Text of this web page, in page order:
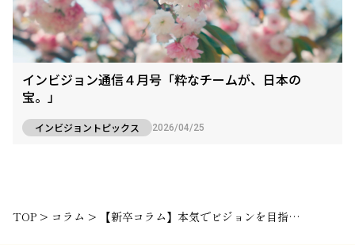
インビジョン通信４月号「粋なチームが、日本の
宝。」
インビジョントピックス 2026/04/25
TOP > コラム > 【新卒コラム】本気でビジョンを目指してる会社に出会いたかった。